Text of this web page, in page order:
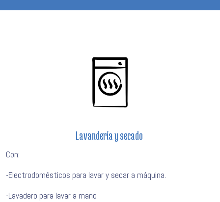
Lavandería y secado
Con:
-Electrodomésticos para lavar y secar a máquina.
-Lavadero para lavar a mano